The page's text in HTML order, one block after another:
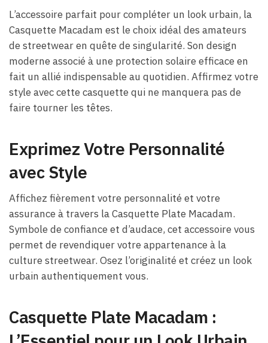
L’accessoire parfait pour compléter un look urbain, la
Casquette Macadam est le choix idéal des amateurs
de streetwear en quête de singularité. Son design
moderne associé à une protection solaire efficace en
fait un allié indispensable au quotidien. Affirmez votre
style avec cette casquette qui ne manquera pas de
faire tourner les têtes.
Exprimez Votre Personnalité
avec Style
Affichez fièrement votre personnalité et votre
assurance à travers la Casquette Plate Macadam.
Symbole de confiance et d’audace, cet accessoire vous
permet de revendiquer votre appartenance à la
culture streetwear. Osez l’originalité et créez un look
urbain authentiquement vous.
Casquette Plate Macadam :